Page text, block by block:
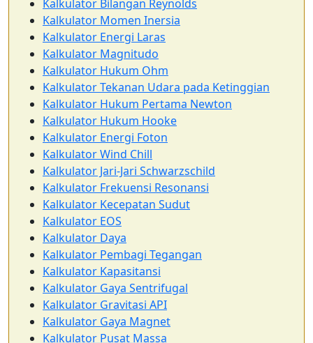
Kalkulator Bilangan Reynolds
Kalkulator Momen Inersia
Kalkulator Energi Laras
Kalkulator Magnitudo
Kalkulator Hukum Ohm
Kalkulator Tekanan Udara pada Ketinggian
Kalkulator Hukum Pertama Newton
Kalkulator Hukum Hooke
Kalkulator Energi Foton
Kalkulator Wind Chill
Kalkulator Jari-Jari Schwarzschild
Kalkulator Frekuensi Resonansi
Kalkulator Kecepatan Sudut
Kalkulator EOS
Kalkulator Daya
Kalkulator Pembagi Tegangan
Kalkulator Kapasitansi
Kalkulator Gaya Sentrifugal
Kalkulator Gravitasi API
Kalkulator Gaya Magnet
Kalkulator Pusat Massa